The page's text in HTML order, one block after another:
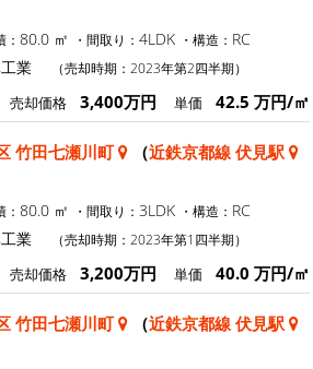
： 80.0 ㎡ ・間取り： 4LDK ・構造： RC
工業 （売却時期：2023年第2四半期）
売却価格 3,400万円 単価 42.5 万円/㎡
竹田七瀬川町 （近鉄京都線 伏見駅
： 80.0 ㎡ ・間取り： 3LDK ・構造： RC
工業 （売却時期：2023年第1四半期）
売却価格 3,200万円 単価 40.0 万円/㎡
竹田七瀬川町 （近鉄京都線 伏見駅